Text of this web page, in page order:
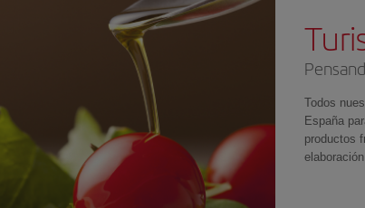
Todos
España
productos